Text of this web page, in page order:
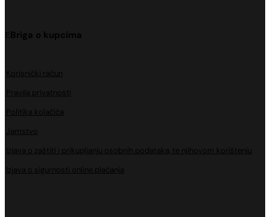
Briga o kupcima
Korisnički račun
Pravila privatnosti
Politika kolačića
Jamstvo
Izjava o zaštiti i prikupljanju osobnih podataka, te njihovom korištenju
Izjava o sigurnosti online plaćanja